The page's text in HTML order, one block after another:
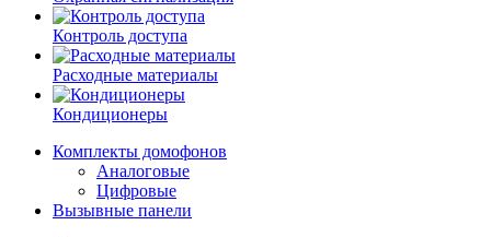
Контроль доступа
Расходные материалы
Кондиционеры
Комплекты домофонов
Аналоговые
Цифровые
Вызывные панели